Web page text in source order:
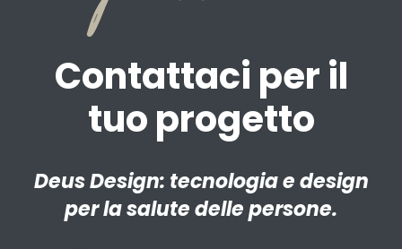
Contattaci per il
tuo progetto
Deus Design: tecnologia e design
per la salute delle persone.